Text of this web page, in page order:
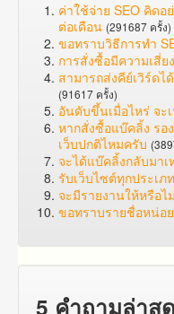
ค่าใช้จ่าย SEO คิดอ
ต่อเดือน (291687 ครั้ง)
ขอทราบวิธีการทำ
การสั่งซื้อมีความเสี่ย
สามารถส่งคีย์เวิร์ดไ
(91617 ครั้ง)
อันดับขึ้นเมื่อไหร่ จ
หากสั่งซื้อแบ๊คลิ้ง รอ
เว็บปกติไหมครับ
จะได้แบ๊คลิ้งกลับมาเ
รับเว็บไซต์ทุกประเภ
จะมีรายงานให้หรือไ
ขอทราบรายชื่อหน่อ
5 คำถามล่าสุด